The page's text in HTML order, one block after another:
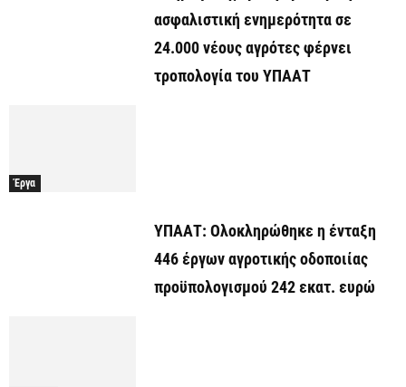
ασφαλιστική ενημερότητα σε
24.000 νέους αγρότες φέρνει
τροπολογία του ΥΠΑΑΤ
Έργα
ΥΠΑΑΤ: Ολοκληρώθηκε η ένταξη
446 έργων αγροτικής οδοποιίας
προϋπολογισμού 242 εκατ. ευρώ